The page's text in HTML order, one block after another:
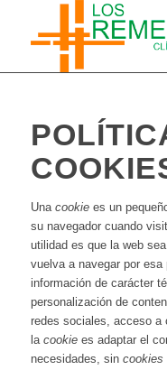
Una cookiees un
su navegador cuando
utilidad es que la web
vuelva a navegar por esa
información de carácter
personalización de
redes sociales, acceso a
la cookiees adaptar el
necesidades, sin cookies